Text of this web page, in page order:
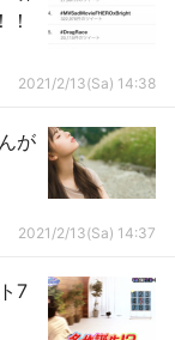
2021/2/13(Sa) 14:38
が
2021/2/13(Sa) 14:37
7